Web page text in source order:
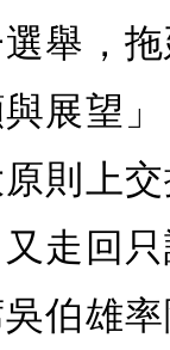
舉，
展望
則上
走回
伯雄